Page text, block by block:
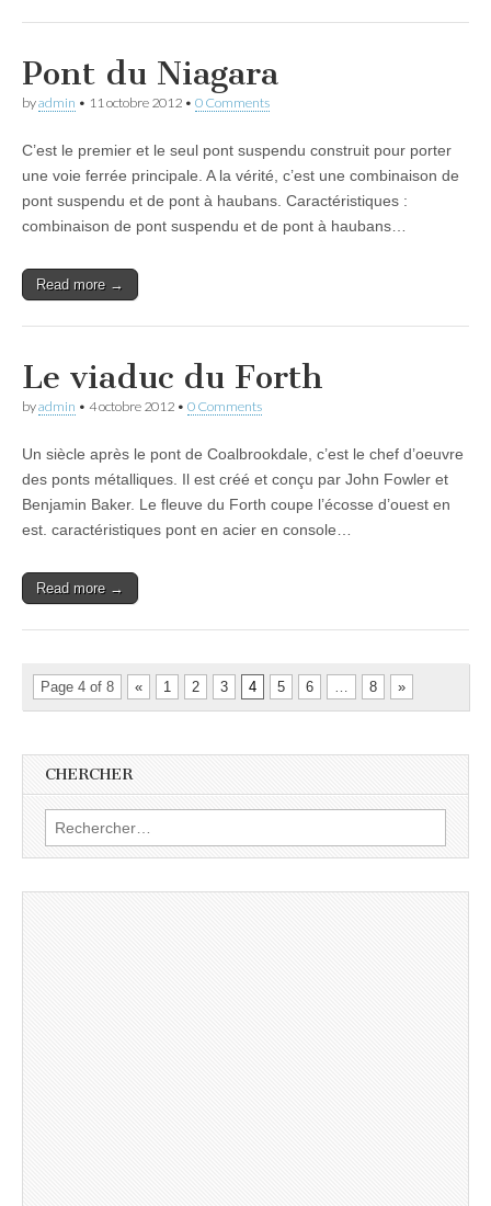
Pont du Niagara
byadmin • 11 octobre 2012 • 0 Comments
C’est le premier et le seul pont suspendu construit pour porter
une voie ferrée principale. A la vérité, c’est une combinaison de
pont suspendu et de pont à haubans. Caractéristiques :
combinaison de pont suspendu et de pont à haubans…
Read more →
Le viaduc du Forth
byadmin • 4 octobre 2012 • 0 Comments
Un siècle après le pont de Coalbrookdale, c’est le chef d’oeuvre
des ponts métalliques. Il est créé et conçu par John Fowler et
Benjamin Baker. Le fleuve du Forth coupe l’écosse d’ouest en
est. caractéristiques pont en acier en console…
Read more →
Page 4 of 8 « 1 2 3 4 5 6 … 8 »
CHERCHER
Rechercher :